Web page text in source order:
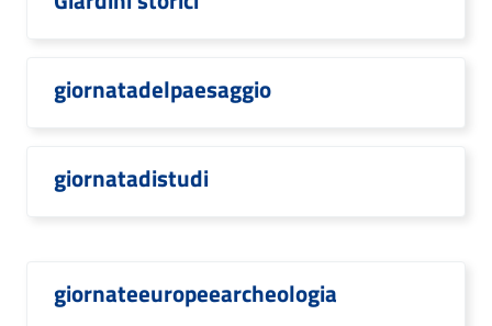
giornatadelpaesaggio
giornatadistudi
giornateeuropeearcheologia